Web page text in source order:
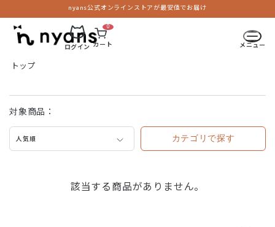
nyans公式オンラインストアが最安値でお届け
メニュー
ログイン
0
カート
トップ
対象商品：
人気順 カテゴリで探す
該当する商品がありません。